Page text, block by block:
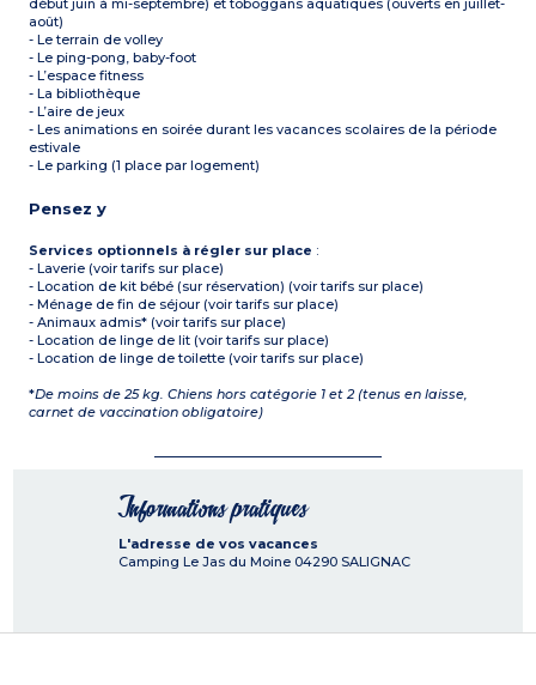
début juin à mi-septembre) et toboggans aquatiques (ouverts en juillet-
août)
- Le terrain de volley
- Le ping-pong, baby-foot
- L’espace fitness
- La bibliothèque
- L’aire de jeux
- Les animations en soirée durant les vacances scolaires de la période
estivale
- Le parking (1 place par logement)
Pensez y
Services optionnels à régler sur place :
- Laverie (voir tarifs sur place)
- Location de kit bébé (sur réservation) (voir tarifs sur place)
- Ménage de fin de séjour (voir tarifs sur place)
- Animaux admis* (voir tarifs sur place)
- Location de linge de lit (voir tarifs sur place)
- Location de linge de toilette (voir tarifs sur place)
*De moins de 25 kg. Chiens hors catégorie 1 et 2 (tenus en laisse,
carnet de vaccination obligatoire)
Informations pratiques
L'adresse de vos vacances
Camping Le Jas du Moine 04290 SALIGNAC